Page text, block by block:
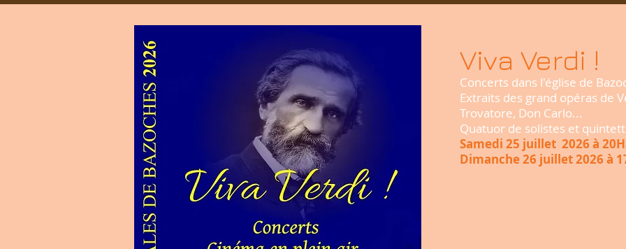
Viva Verdi !
Concerts dans l'église de
Extraits des grand opéras de
Trovatore, Don Carlo...
Quatuor de solistes et
Samedi 25 juillet 2026 à
Dimanche 26 juillet 2026 à